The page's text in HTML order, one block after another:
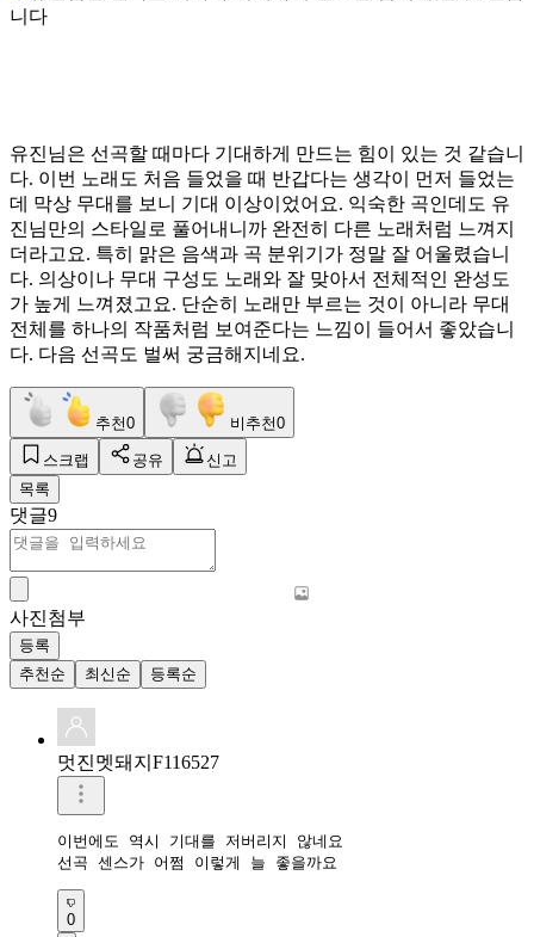
유진님은 선곡할 때마다 기대하게 만드는 힘이 있는 것 같습니
다. 이번 노래도 처음 들었을 때 반갑다는 생각이 먼저 들었는
데 막상 무대를 보니 기대 이상이었어요. 익숙한 곡인데도 유
진님만의 스타일로 풀어내니까 완전히 다른 노래처럼 느껴지
더라고요. 특히 맑은 음색과 곡 분위기가 정말 잘 어울렸습니
다. 의상이나 무대 구성도 노래와 잘 맞아서 전체적인 완성도
가 높게 느껴졌고요. 단순히 노래만 부르는 것이 아니라 무대
전체를 하나의 작품처럼 보여준다는 느낌이 들어서 좋았습니
다. 다음 선곡도 벌써 궁금해지네요.
추천0 비추천0
스크랩 공유
신고
목록
댓글9
사진첨부
등록
추천순
최신순 등록순
멋진멧돼지F116527
이번에도 역시 기대를 저버리지 않네요
선곡 센스가 어쩜 이렇게 늘 좋을까요
0